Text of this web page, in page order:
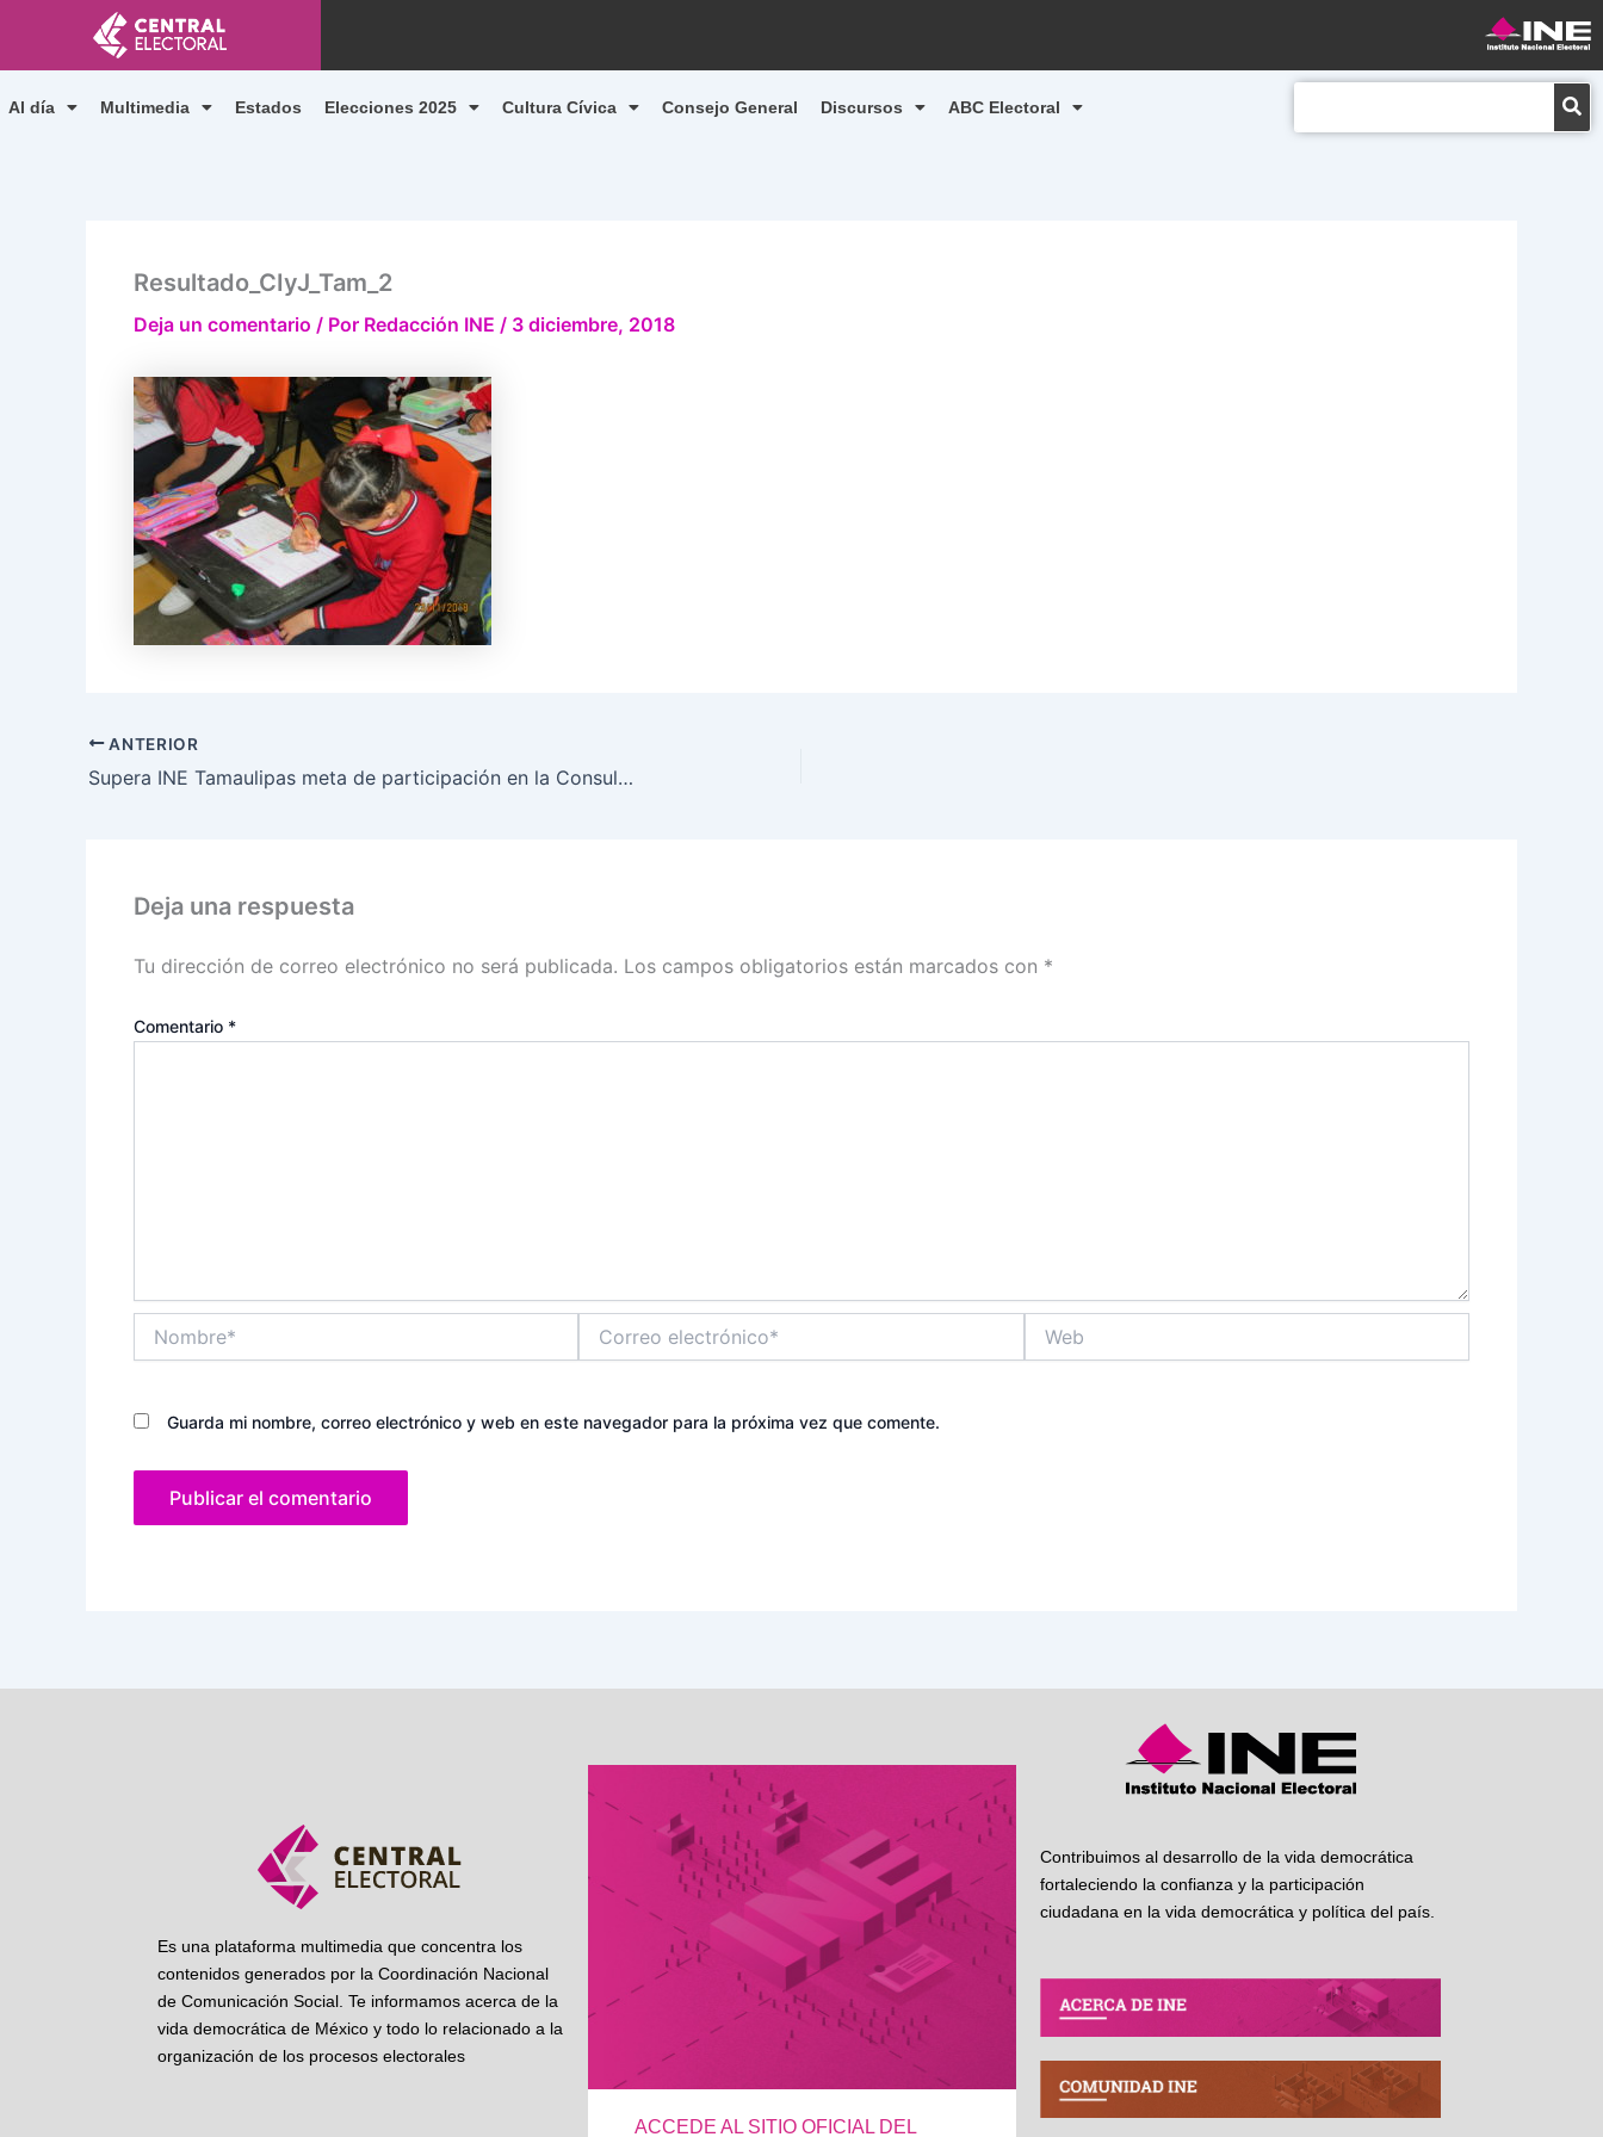
contenido
Al día Multimedia Estados Elecciones 2025 Cultura Cívica Consejo General Discursos ABC Electoral
Resultado_CIyJ_Tam_2
Deja un comentario / Por Redacción INE / 3 diciembre, 2018
ANTERIOR
Supera INE Tamaulipas meta de participación en la Consulta Infantil y Juvenil 2018
Deja una respuesta
Tu dirección de correo electrónico no será publicada. Los campos obligatorios están marcados con *
Comentario *
electrónico*
Guarda mi nombre, correo electrónico y web en este navegador para la próxima vez que comente.
Es una plataforma multimedia que concentra los
contenidos generados por la Coordinación Nacional
de Comunicación Social. Te informamos acerca de la
vida democrática de México y todo lo relacionado a la
organización de los procesos electorales
ACCEDE AL SITIO OFICIAL DEL
Contribuimos al desarrollo de la vida democrática
fortaleciendo la confianza y la participación
ciudadana en la vida democrática y política del país.